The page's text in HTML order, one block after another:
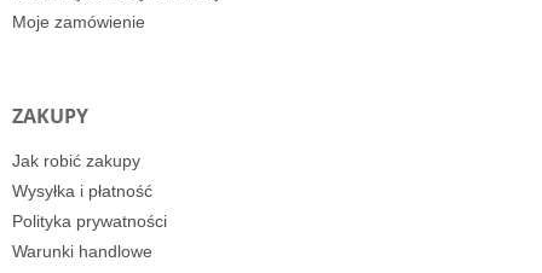
Moje zamówienie
ZAKUPY
Jak robić zakupy
Wysyłka i płatność
Polityka prywatności
Warunki handlowe